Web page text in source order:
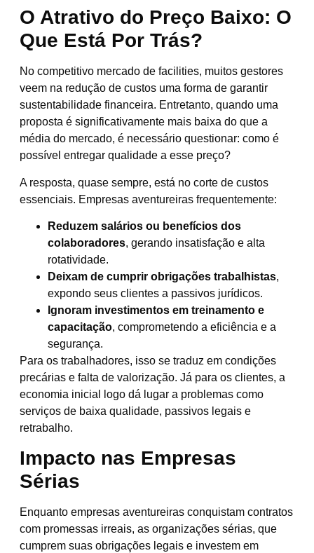
O Atrativo do Preço Baixo: O
Que Está Por Trás?
No competitivo mercado de facilities, muitos gestores
veem na redução de custos uma forma de garantir
sustentabilidade financeira. Entretanto, quando uma
proposta é significativamente mais baixa do que a
média do mercado, é necessário questionar: como é
possível entregar qualidade a esse preço?
A resposta, quase sempre, está no corte de custos
essenciais. Empresas aventureiras frequentemente:
Reduzem salários ou benefícios dos
colaboradores, gerando insatisfação e alta
rotatividade.
Deixam de cumprir obrigações trabalhistas,
expondo seus clientes a passivos jurídicos.
Ignoram investimentos em treinamento e
capacitação, comprometendo a eficiência e a
segurança.
Para os trabalhadores, isso se traduz em condições
precárias e falta de valorização. Já para os clientes, a
economia inicial logo dá lugar a problemas como
serviços de baixa qualidade, passivos legais e
retrabalho.
Impacto nas Empresas
Sérias
Enquanto empresas aventureiras conquistam contratos
com promessas irreais, as organizações sérias, que
cumprem suas obrigações legais e investem em